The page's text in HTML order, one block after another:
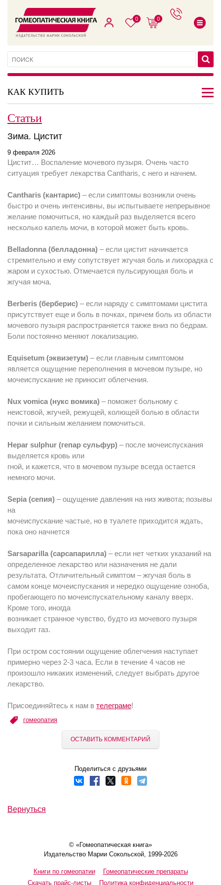
0 0
КАК КУПИТЬ
Статьи
Зима. Цистит
9 февраля 2026
Цистит… Воспаление мочевого пузыря. Очень часто
ситуация требует лекарства Cantharis, с него и начнем.
Cantharis (кантарис) – если симптомы возникли очень
быстро и очень интенсивны, вы испытываете непрерывное
желание помочиться, но каждый раз выделяется всего
несколько капель мочи, в которой может быть кровь.
Belladonna (белладонна) – если цистит начинается
стремительно и ему сопутствует жгучая боль и лихорадка с
жаром и сухостью. Отмечается пульсирующая боль и
жгучая моча.
Berberis (берберис) – если наряду с симптомами цистита
присутствует еще и боль в почках, причем боль из области
мочевого пузыря распространяется также вниз по бедрам.
Боли постоянно меняют локализацию.
Equisetum (эквизетум) – если главным симптомом
является ощущение переполнения в мочевом пузыре, но
мочеиспускание не приносит облегчения.
Nux vomica (нукс вомика) – поможет больному с
неистовой, жгучей, режущей, колющей болью в области
почки и сильным желанием помочиться.
Hepar sulphur (гепар сульфур) – после мочеиспускания
выделяется кровь или
гной, и кажется, что в мочевом пузыре всегда остается
немного мочи.
Sepia (сепия) – ощущение давления на низ живота; позывы
на
мочеиспускание частые, но в туалете приходится ждать,
пока оно начнется
Sarsaparilla (сарсапарилла) – если нет четких указаний на
определенное лекарство или назначения не дали
результата. Отличительный симптом – жгучая боль в
самом конце мочеиспускания и нередко ощущение озноба,
пробегающего по мочеиспускательному каналу вверх.
Кроме того, иногда
возникает странное чувство, будто из мочевого пузыря
выходит газ.
При остром состоянии ощущение облегчения наступает
примерно через 2-3 часа. Если в течение 4 часов не
произошло никаких изменений, следует выбрать другое
лекарство.
Присоединяйтесь к нам в телеграме!
гомеопатия
ОСТАВИТЬ КОММЕНТАРИЙ
Поделиться с друзьями
Вернуться
© «Гомеопатическая книга»
Издательство Марии Сокольской, 1999-2026
Книги по гомеопатии
Гомеопатические препараты
Скачать прайс-листы
Политика конфиденциальности